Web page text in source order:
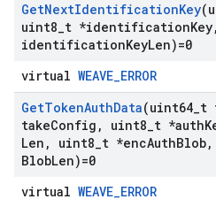
GetNextIdentificationKey
uint8 t *identificationKey,
identificationKeyLen)=0
virtual WEAVE_ERROR
GetTokenAuthData(uint64 t
takeConfig , uint8 t *auth
Len , uint8 t *encAuthBlob,
BlobLen)=0
virtual WEAVE_ERROR